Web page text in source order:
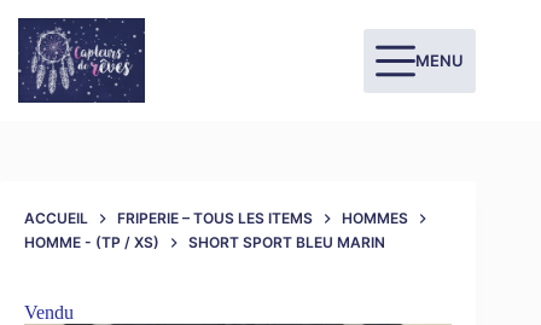
MENU
ACCUEIL FRIPERIE – TOUS LES ITEMS
HOMMES
HOMME - (TP / XS)
SHORT SPORT BLEU MARIN
Vendu